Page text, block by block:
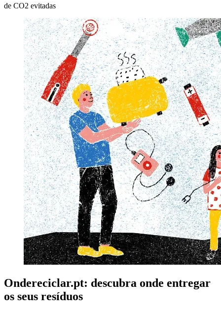
de CO2 evitadas
Ondereciclar.pt: descubra onde entregar
os seus resíduos